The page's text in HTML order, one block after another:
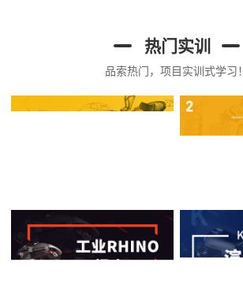
热门实训
品索热门，项目实训式学习！